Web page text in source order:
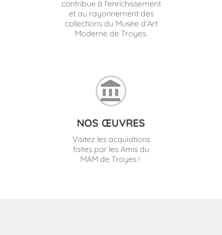
contribue à l'enrichissement
et au rayonnement des
collections du Musée d'Art
Moderne de Troyes.
account_balance
NOS ŒUVRES
Visitez les acquisitions
faites par les Amis du
MAM de Troyes !